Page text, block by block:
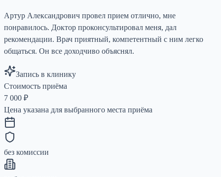
Артур Александрович провел прием отлично, мне
понравилось. Доктор проконсультировал меня, дал
рекомендации. Врач приятный, компетентный с ним легко
общаться. Он все доходчиво объяснял.
Запись в клинику
Стоимость приёма
7 000 ₽
Цена указана для выбранного места приёма
без комиссии